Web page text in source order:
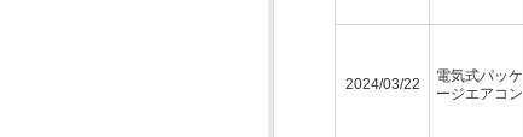
2024/03/22
電気式パッケ
ージエアコン